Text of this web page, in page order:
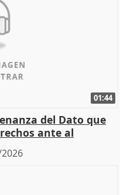
01:44
del Dato que
ante al